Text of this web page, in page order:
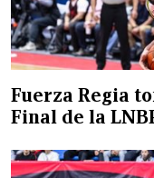
Fuerza Regia
Final de la